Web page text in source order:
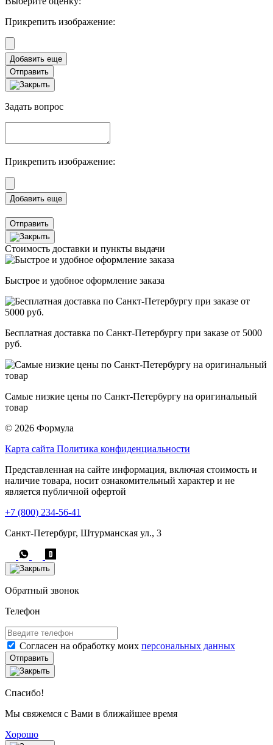
Прикрепить изображение:
Отправить
Задать вопрос
Прикрепить изображение:
Отправить
Стоимость доставки и пункты выдачи
Быстрое и удобное оформление заказа
Бесплатная доставка по Санкт-Петербургу при заказе от 5000
руб.
Самые низкие цены по Санкт-Петербургу на оригинальный
товар
© 2026 Формула
Карта сайта Политика конфиденциальности
Представленная на сайте информация, включая стоимость и
наличие товара, носит ознакомительный характер и не
является публичной офертой
+7 (800) 234-56-41
Санкт-Петербург, Штурманская ул., 3
Обратный звонок
Телефон
Согласен на обработку моих персональных данных
Отправить
Спасибо!
Мы свяжемся с Вами в ближайшее время
Хорошо